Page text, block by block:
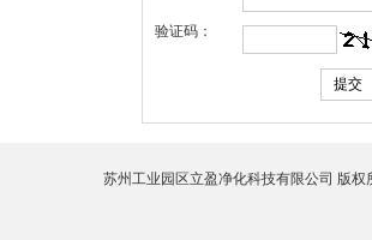
验证码：
苏州工业园区立盈净化科技有限公司 版